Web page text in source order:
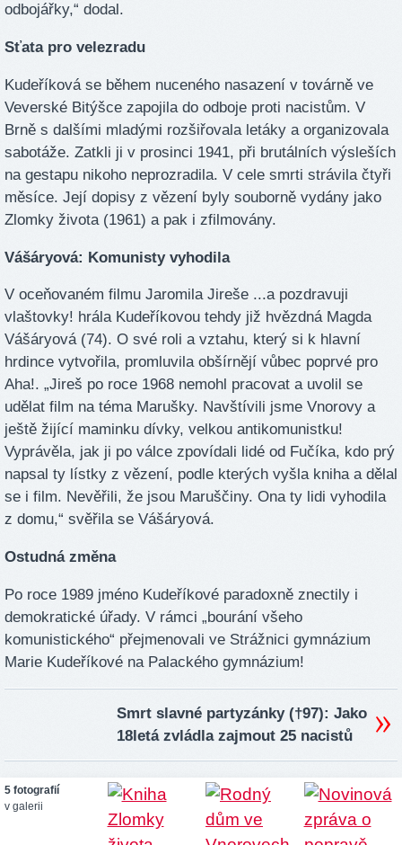
odbojářky,“ dodal.
Sťata pro velezradu
Kudeříková se během nuceného nasazení v továrně ve
Veverské Bitýšce zapojila do odboje proti nacistům. V
Brně s dalšími mladými rozšiřovala letáky a organizovala
sabotáže. Zatkli ji v prosinci 1941, při brutálních výsleších
na gestapu nikoho neprozradila. V cele smrti strávila čtyři
měsíce. Její dopisy z vězení byly souborně vydány jako
Zlomky života (1961) a pak i zfilmovány.
Vášáryová: Komunisty vyhodila
V oceňovaném filmu Jaromila Jireše ...a pozdravuji
vlaštovky! hrála Kudeříkovou tehdy již hvězdná Magda
Vášáryová (74). O své roli a vztahu, který si k hlavní
hrdince vytvořila, promluvila obšírnějí vůbec poprvé pro
Aha!. „Jireš po roce 1968 nemohl pracovat a uvolil se
udělat film na téma Marušky. Navštívili jsme Vnorovy a
ještě žijící maminku dívky, velkou antikomunistku!
Vyprávěla, jak ji po válce zpovídali lidé od Fučíka, kdo prý
napsal ty lístky z vězení, podle kterých vyšla kniha a dělal
se i film. Nevěřili, že jsou Maruščiny. Ona ty lidi vyhodila
z domu,“ svěřila se Vášáryová.
Ostudná změna
Po roce 1989 jméno Kudeříkové paradoxně znectily i
demokratické úřady. V rámci „bourání všeho
komunistického“ přejmenovali ve Strážnici gymnázium
Marie Kudeříkové na Palackého gymnázium!
Smrt slavné partyzánky (†97): Jako
18letá zvládla zajmout 25 nacistů
5 fotografií
v galerii